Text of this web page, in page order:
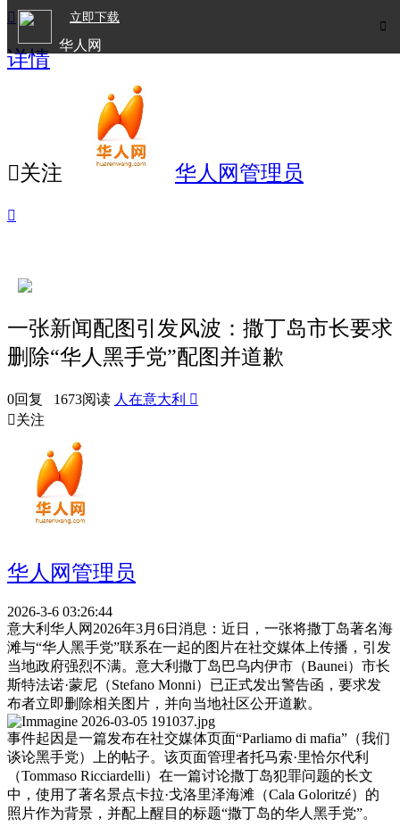

立即下载
华人网

详情
关注 华人网管理员

一张新闻配图引发风波：撒丁岛市长要求
删除“华人黑手党”配图并道歉
0回复 1673阅读 人在意大利 
关注
华人网管理员
2026-3-6 03:26:44
意大利华人网2026年3月6日消息：近日，一张将撒丁岛著名海
滩与“华人黑手党”联系在一起的图片在社交媒体上传播，引发
当地政府强烈不满。意大利撒丁岛巴乌内伊市（Baunei）市长
斯特法诺·蒙尼（Stefano Monni）已正式发出警告函，要求发
布者立即删除相关图片，并向当地社区公开道歉。
事件起因是一篇发布在社交媒体页面“Parliamo di mafia”（我们
谈论黑手党）上的帖子。该页面管理者托马索·里恰尔代利
（Tommaso Ricciardelli）在一篇讨论撒丁岛犯罪问题的长文
中，使用了著名景点卡拉·戈洛里泽海滩（Cala Goloritzé）的
照片作为背景，并配上醒目的标题“撒丁岛的华人黑手党”。